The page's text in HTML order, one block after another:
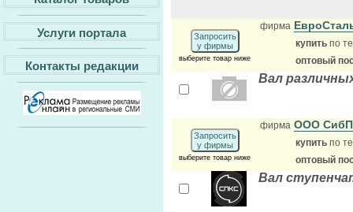
Услуги портала
Контакты редакции
Запросить
у фирмы
выберите товар ниже
фирма
купить по
оптовый
Вал
Запросить
у фирмы
выберите товар ниже
фирма ООО
купить по
оптовый
Вал